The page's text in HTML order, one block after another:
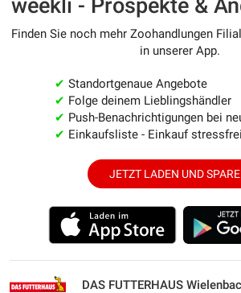
weekli - Prospekte &
Finden Sie noch mehr Zoohandlungen
in unserer App.
✔ Standortgenaue Angebote
✔ Folge deinem Lieblingshändler
✔ Push-Benachrichtigungen bei
✔ Einkaufsliste - Einkauf
JETZT LADEN UND
DAS FUTTERHAUS